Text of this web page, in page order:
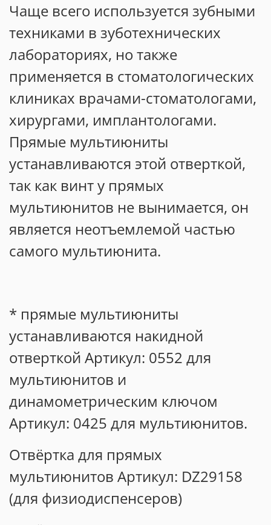
Чаще всего используется зубными
техниками в зуботехнических
лабораториях, но также
применяется в стоматологических
клиниках врачами-стоматологами,
хирургами, имплантологами.
Прямые мультиюниты
устанавливаются этой отверткой,
так как винт у прямых
мультиюнитов не вынимается, он
является неотъемлемой частью
самого мультиюнита.
* прямые мультиюниты
устанавливаются накидной
отверткой Артикул: 0552 для
мультиюнитов и
динамометрическим ключом
Артикул: 0425 для мультиюнитов.
Отвёртка для прямых
мультиюнитов Артикул: DZ29158
(для физиодиспенсеров)